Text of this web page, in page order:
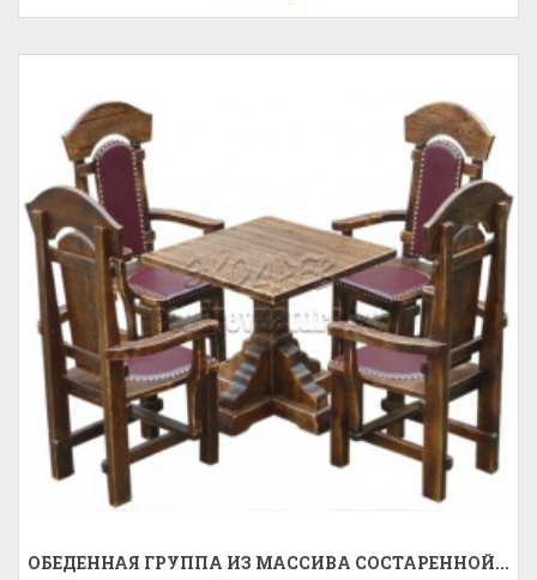
ОБЕДЕННАЯ ГРУППА ИЗ МАССИВА СОСТАРЕННОЙ...